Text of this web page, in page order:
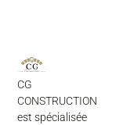
CG
CONSTRUCTION
est spécialisée